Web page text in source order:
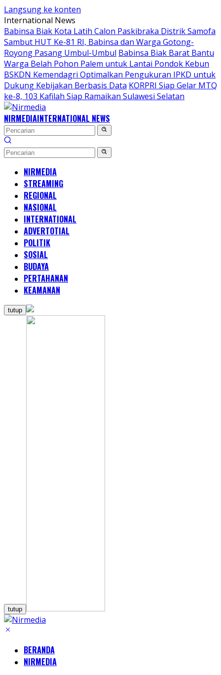
Langsung ke konten
International News
Babinsa Biak Kota Latih Calon Paskibraka Distrik Samofa
Sambut HUT Ke-81 RI, Babinsa dan Warga Gotong-
Royong Pasang Umbul-Umbul Babinsa Biak Barat Bantu
Warga Belah Pohon Palem untuk Lantai Pondok Kebun
BSKDN Kemendagri Optimalkan Pengukuran IPKD untuk
Dukung Kebijakan Berbasis Data KORPRI Siap Gelar MTQ
ke-8, 103 Kafilah Siap Ramaikan Sulawesi Selatan
NIRMEDIAINTERNATIONAL NEWS
NIRMEDIA
STREAMING
REGIONAL
NASIONAL
INTERNATIONAL
ADVERTOTIAL
POLITIK
SOSIAL
BUDAYA
PERTAHANAN
KEAMANAN
tutup
tutup
BERANDA
NIRMEDIA